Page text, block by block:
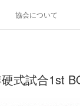
協会について
式試合1st